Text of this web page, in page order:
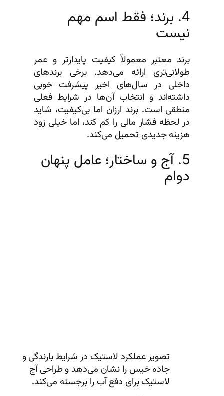
4. برند؛ فقط اسم مهم
نیست
برند معتبر معمولاً کیفیت پایدارتر و عمر
طولانی‌تری ارائه می‌دهد. برخی برندهای
داخلی در سال‌های اخیر پیشرفت خوبی
داشته‌اند و انتخاب آن‌ها در شرایط فعلی
منطقی است. برند ارزان اما بی‌کیفیت، شاید
در لحظه فشار مالی را کم کند، اما خیلی زود
هزینه جدیدی تحمیل می‌کند.
5. آج و ساختار؛ عامل پنهان
دوام
تصویر عملکرد لاستیک در شرایط بارندگی و
جاده خیس را نشان می‌دهد و طراحی آج
لاستیک برای دفع آب را برجسته می‌کند.